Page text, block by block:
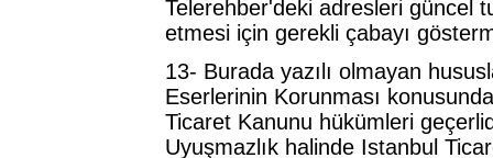
Telerehber'deki adresleri güncel
etmesi için gerekli çabayı
13- Burada yazılı olmayan
Eserlerinin Korunması
Ticaret Kanunu hükümleri
Uyuşmazlık halinde Istanbul